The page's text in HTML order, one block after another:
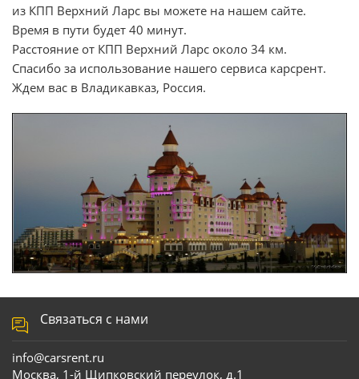
из КПП Верхний Ларс вы можете на нашем сайте.
Время в пути будет 40 минут.
Расстояние от КПП Верхний Ларс около 34 км.
Спасибо за использование нашего сервиса карсрент.
Ждем вас в Владикавказ, Россия.
Связаться с нами
info@carsrent.ru
Москва, 1-й Щипковский переулок, д.1